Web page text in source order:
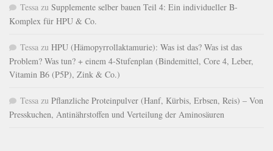
Tessa zu Supplemente selber bauen Teil 4: Ein individueller B-
Komplex für HPU & Co.
Tessa zu HPU (Hämopyrrollaktamurie): Was ist das? Was ist das
Problem? Was tun? + einem 4-Stufenplan (Bindemittel, Core 4, Leber,
Vitamin B6 (P5P), Zink & Co.)
Tessa zu Pflanzliche Proteinpulver (Hanf, Kürbis, Erbsen, Reis) – Von
Presskuchen, Antinährstoffen und Verteilung der Aminosäuren